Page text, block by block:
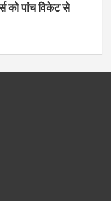
को पांच विकेट से